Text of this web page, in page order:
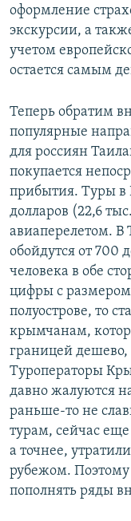
оформление
экскурсии, а
учетом
остается самым
Теперь обратим
популярные
для россиян
покупается
прибытия. Туры в
долларов (22,6
авиаперелетом. В
обойдутся от 700
человека в обе
цифры с размером
полуострове, то
крымчанам,
границей дешево,
Туроператоры
давно жалуются
раньше-то не
турам, сейчас
а точнее,
рубежом. Поэтому
пополнять ряды